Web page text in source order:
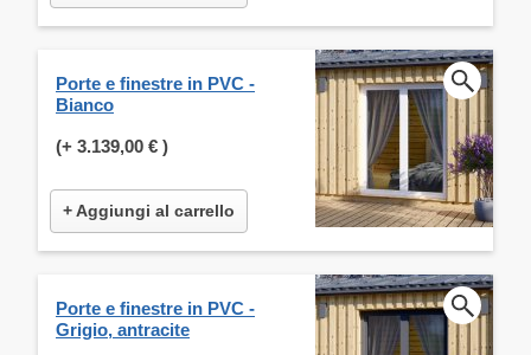
Porte e finestre in PVC -
Bianco
(+ 3.139,00 € )
+ Aggiungi al carrello
Porte e finestre in PVC -
Grigio, antracite